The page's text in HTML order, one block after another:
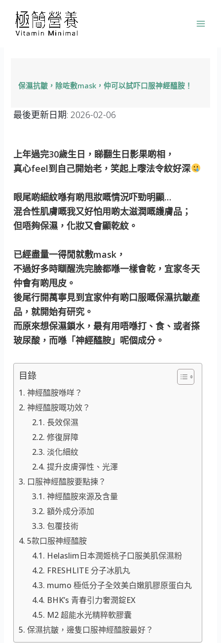
保濕抗皺，除咗敷mask，仲可以試吓口服神經醯胺！
最後更新日期: 2026-02-06
上年過完30歲生日，睇翻生日影果啲相，
真心feel到自己開始老，笑起上嚟法令紋好深
眼尾啲細紋喺有啲甩妝嘅情況吓勁明顯…
混合性肌膚嘅我又好怕用啲太滋潤嘅護膚品；
但唔夠保濕，化妝又會顯乾紋。
已經盡量一得閒就敷mask，
不過好多時瞓醒洗完臉都喺一樣會乾，宜家冬天
仲會有啲甩皮。
後尾行開萬寧見到宜家仲有啲口服嘅保濕抗皺產
品，就開始有研究。
而原來想保濕鎖水，最有用唔喺打、食、或者搽
玻尿酸，而喺「神經醯胺」呢個成分。
目錄
神經醯胺喺咩？
神經醯胺嘅功效？
長效保濕
修復屏障
淡化細紋
提升皮膚彈性、光澤
口服神經醯胺要點揀？
神經醯胺來源及含量
額外成分添加
包覆技術
5款口服神經醯胺
Helaslim日本潤姬桃子口服美肌保濕粉
FRESHLITE 分子冰肌丸
mumo 極低分子全效美白嫩肌膠原蛋白丸
BHK’s 青春引力奢潤錠EX
M2 超能水光精粹軟膠囊
保濕抗皺，邊隻口服神經醯胺最好？